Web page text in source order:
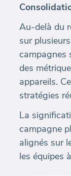
Au-delà du
sur
campagnes
des
appareils.
stratégies
La
campagne
alignés sur
les équipes